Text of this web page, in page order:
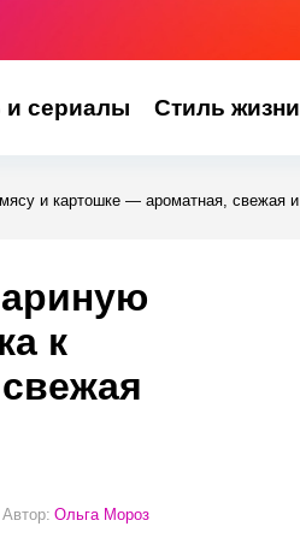
и сериалы Стиль жизни
и картошке — ароматная, свежая и
к
Автор: Ольга Мороз